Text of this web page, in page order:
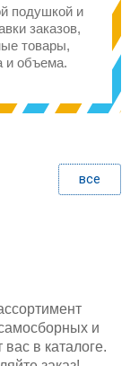
подушкой и
заказов,
товары,
и объема.
все
и
в каталоге.